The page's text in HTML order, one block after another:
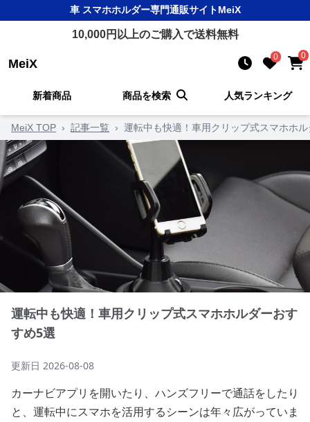
車 スマホホルダー専門通販サイトMeiX
10,000円以上のご購入で送料無料
MeiX 0 0
新着商品 商品を検索 人気ランキング
MeiX TOP › 記事一覧 › 運転中も快適！車用クリップ式スマホホ
運転中も快適！車用クリップ式スマホホルダーおす
すめ5選
更新日 2026-08-08
カーナビアプリを開いたり、ハンズフリーで通話をしたり
と、運転中にスマホを活用するシーンは年々広がっていま